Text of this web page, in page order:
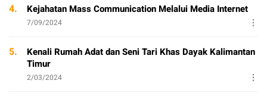
4. Kejahatan Mass Communication Melalui Media Internet
7/09/2024
5.
Kenali Rumah Adat dan Seni Tari Khas Dayak Kalimantan
Timur
2/03/2024